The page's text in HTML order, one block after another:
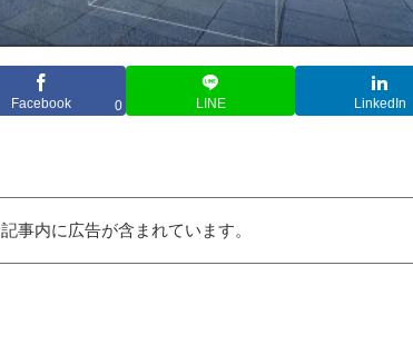
Facebook 0 LINE LinkedIn
記事内に広告が含まれています。